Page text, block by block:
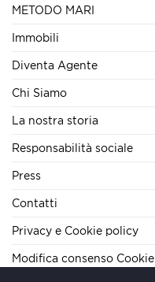
METODO MARI
Immobili
Diventa Agente
Chi Siamo
La nostra storia
Responsabilità sociale
Press
Contatti
Privacy e Cookie policy
Modifica consenso Cookie